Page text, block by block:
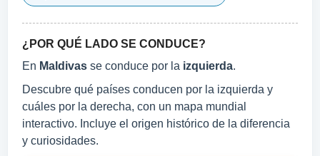
¿POR QUÉ LADO SE CONDUCE?
En Maldivas se conduce por la izquierda.
Descubre qué países conducen por la izquierda y
cuáles por la derecha, con un mapa mundial
interactivo. Incluye el origen histórico de la diferencia
y curiosidades.